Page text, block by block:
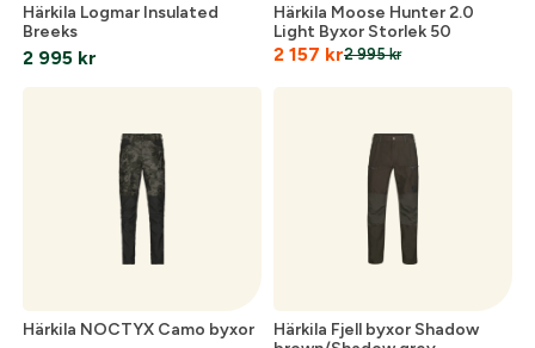
Härkila Logmar Insulated
Breeks
2 995 kr
Härkila Moose Hunter 2.0
Light Byxor Storlek 50
2 995kr
2 157 kr
Härkila NOCTYX Camo byxor
Härkila Fjell byxor Shadow